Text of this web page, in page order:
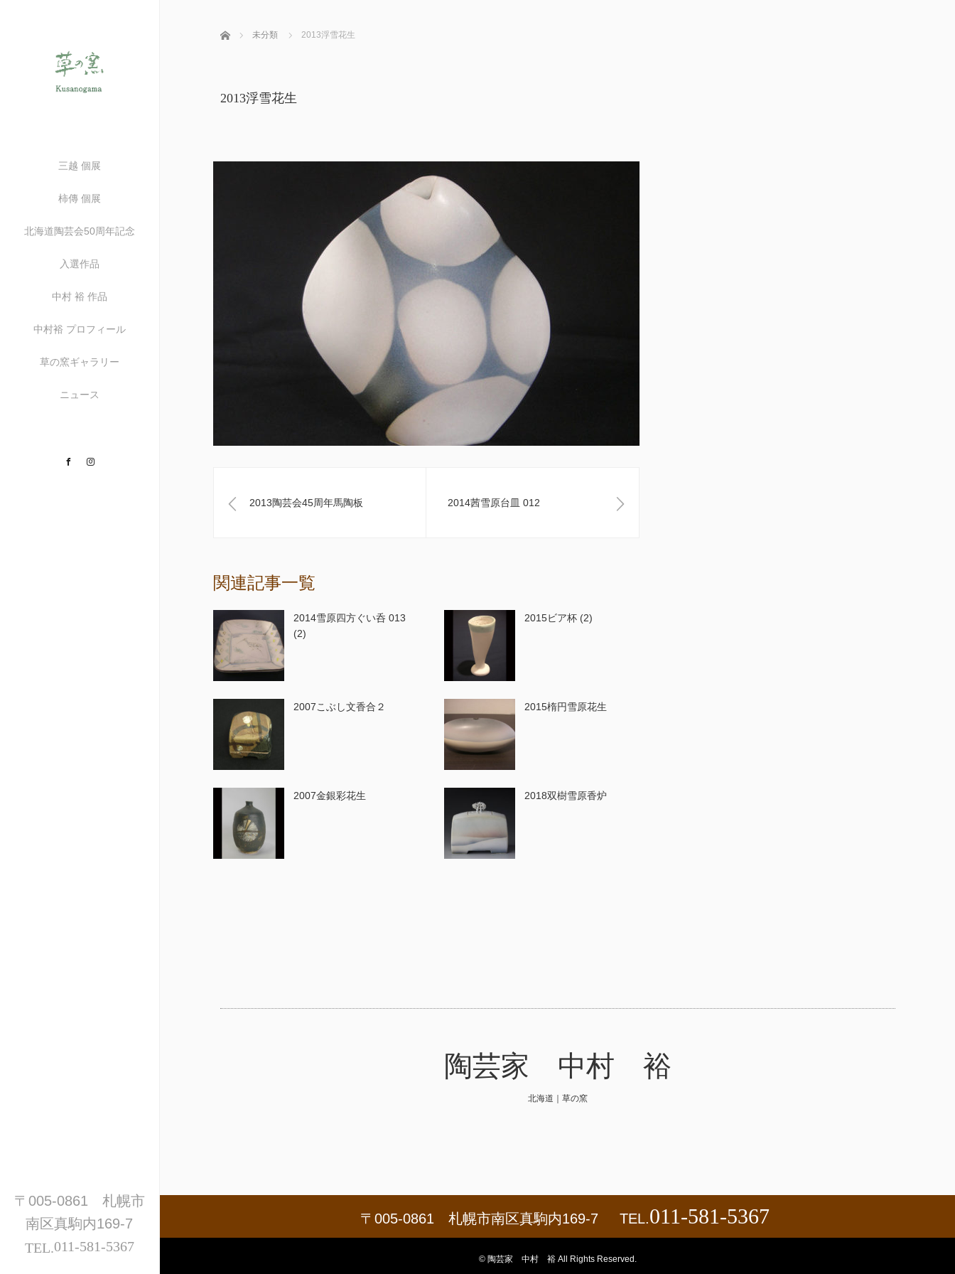
三越 個展
柿傳 個展
北海道陶芸会50周年記念
入選作品
中村 裕 作品
中村裕 プロフィール
草の窯ギャラリー
ニュース
Facebook
〒005-0861 札幌市
南区真駒内169-7
TEL.011-581-5367
ホーム 未分類 2013浮雪花生
2013浮雪花生
2013陶芸会45周年馬陶板 2014茜雪原台皿 012
関連記事一覧
2014雪原四方ぐい呑 013
(2)
2015ビア杯 (2)
2007こぶし文香合２ 2015楕円雪原花生
2007金銀彩花生 2018双樹雪原香炉
陶芸家 中村 裕
北海道｜草の窯
〒005-0861 札幌市南区真駒内169-7 TEL.011-581-5367
© 陶芸家 中村 裕 All Rights Reserved.